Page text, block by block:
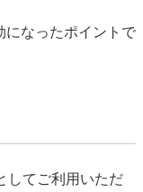
になったポイントで
してご利用いただ